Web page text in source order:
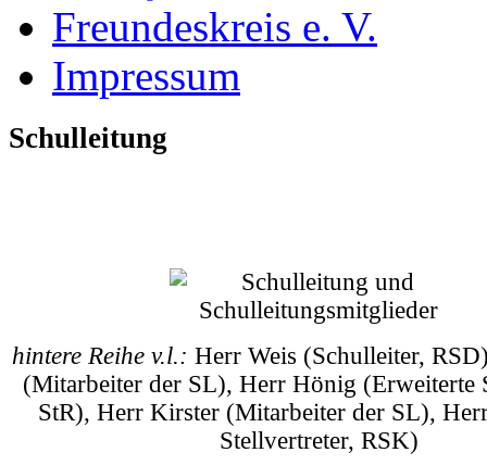
Freundeskreis e. V.
Impressum
Schulleitung
hintere Reihe v.l.: Herr Weis (Schulleiter,
(Mitarbeiter der SL), Herr Hönig (Erweiterte
StR), Herr Kirster (Mitarbeiter der SL),
Stellvertreter, RSK)